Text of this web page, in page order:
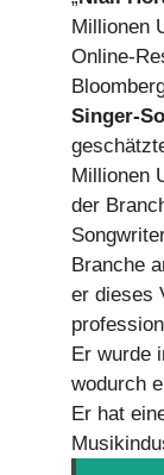
Millionen
Online-
Singer-
Millionen
der
Branche
er dieses
Er wurde
wodurch
Er hat